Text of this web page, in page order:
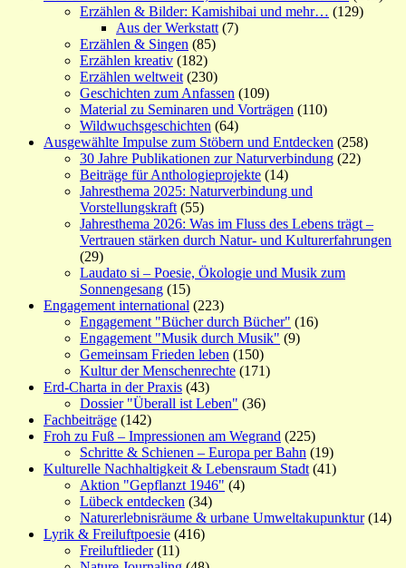
Erzählen & Bilder: Kamishibai und mehr… (129)
Aus der Werkstatt (7)
Erzählen & Singen (85)
Erzählen kreativ (182)
Erzählen weltweit (230)
Geschichten zum Anfassen (109)
Material zu Seminaren und Vorträgen (110)
Wildwuchsgeschichten (64)
Ausgewählte Impulse zum Stöbern und Entdecken (258)
30 Jahre Publikationen zur Naturverbindung (22)
Beiträge für Anthologieprojekte (14)
Jahresthema 2025: Naturverbindung und
Vorstellungskraft (55)
Jahresthema 2026: Was im Fluss des Lebens trägt –
Vertrauen stärken durch Natur- und Kulturerfahrungen
(29)
Laudato si – Poesie, Ökologie und Musik zum
Sonnengesang (15)
Engagement international (223)
Engagement "Bücher durch Bücher" (16)
Engagement "Musik durch Musik" (9)
Gemeinsam Frieden leben (150)
Kultur der Menschenrechte (171)
Erd-Charta in der Praxis (43)
Dossier "Überall ist Leben" (36)
Fachbeiträge (142)
Froh zu Fuß – Impressionen am Wegrand (225)
Schritte & Schienen – Europa per Bahn (19)
Kulturelle Nachhaltigkeit & Lebensraum Stadt (41)
Aktion "Gepflanzt 1946" (4)
Lübeck entdecken (34)
Naturerlebnisräume & urbane Umweltakupunktur(14)
Lyrik & Freiluftpoesie (416)
Freiluftlieder(11)